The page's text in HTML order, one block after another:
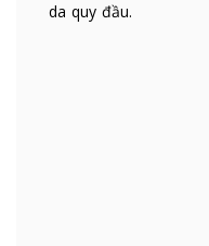
da quy đầu.